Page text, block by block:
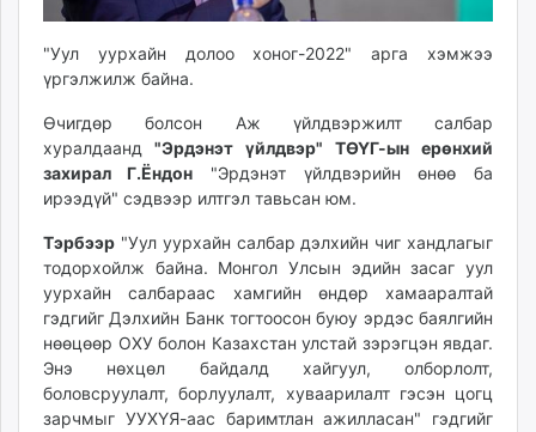
ugluu.mn
urlag.mn
unen.mn
asu.mn
shudarga.mn
shuurhai.mn
unuudur.mn
isee.mn
mglradio.com
fact.mn
itoim.mn
tumen.mn
shuum.mn
"Уул уурхайн долоо хоног-2022" арга хэмжээ
үргэлжилж байна.
Өчигдөр болсон Аж үйлдвэржилт салбар
хуралдаанд "Эрдэнэт үйлдвэр" ТӨҮГ-ын ерөнхий
захирал Г.Ёндон "Эрдэнэт үйлдвэрийн өнөө ба
ирээдүй" сэдвээр илтгэл тавьсан юм.
Тэрбээр "Уул уурхайн салбар дэлхийн чиг хандлагыг
тодорхойлж байна. Монгол Улсын эдийн засаг уул
уурхайн салбараас хамгийн өндөр хамааралтай
гэдгийг Дэлхийн Банк тогтоосон буюу эрдэс баялгийн
нөөцөөр ОХУ болон Казахстан улстай зэрэгцэн явдаг.
Энэ нөхцөл байдалд хайгуул, олборлолт,
боловсруулалт, борлуулалт, хуваарилалт гэсэн цогц
зарчмыг УУХҮЯ-аас баримтлан ажилласан" гэдгийг